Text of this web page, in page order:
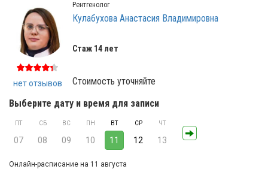
нет отзывов
Рентгенолог
Кулабухова Анастасия Владимировна
Стаж 14 лет
Стоимость уточняйте
Выберите дату и время для записи
ПТ
07
СБ
08
ВС
09
ПН
10
ВТ
11
СР
12
ЧТ
13
Онлайн-расписание на 11 августа